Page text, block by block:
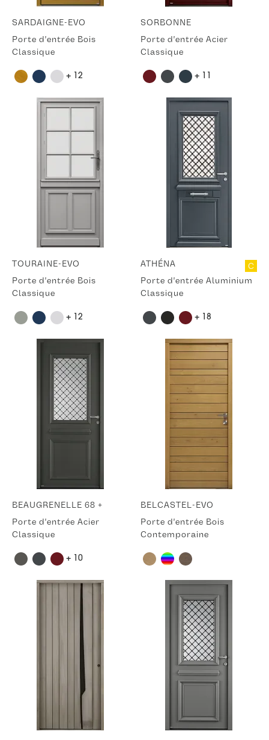
SARDAIGNE-EVO
Porte d'entrée Bois
Classique
+ 12
SORBONNE
Porte d'entrée Acier
Classique
+ 11
TOURAINE-EVO
Porte d'entrée Bois
Classique
+ 12
ATHÉNA
Porte d'entrée Aluminium
Classique
C
+ 18
BEAUGRENELLE 68 +
Porte d'entrée Acier
Classique
+ 10
BELCASTEL-EVO
Porte d'entrée Bois
Contemporaine